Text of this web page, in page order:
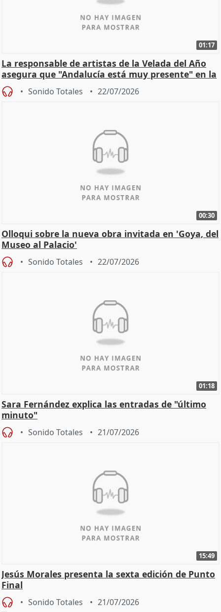
01:17
La responsable de artistas de la Velada del Año
asegura que "Andalucía está muy presente" en la
cita
Sonido Totales 22/07/2026
00:30
Olloqui sobre la nueva obra invitada en 'Goya, del
Museo al Palacio'
Sonido Totales 22/07/2026
01:18
Sara Fernández explica las entradas de "último
minuto"
Sonido Totales 21/07/2026
15:49
Jesús Morales presenta la sexta edición de Punto
Final
Sonido Totales 21/07/2026